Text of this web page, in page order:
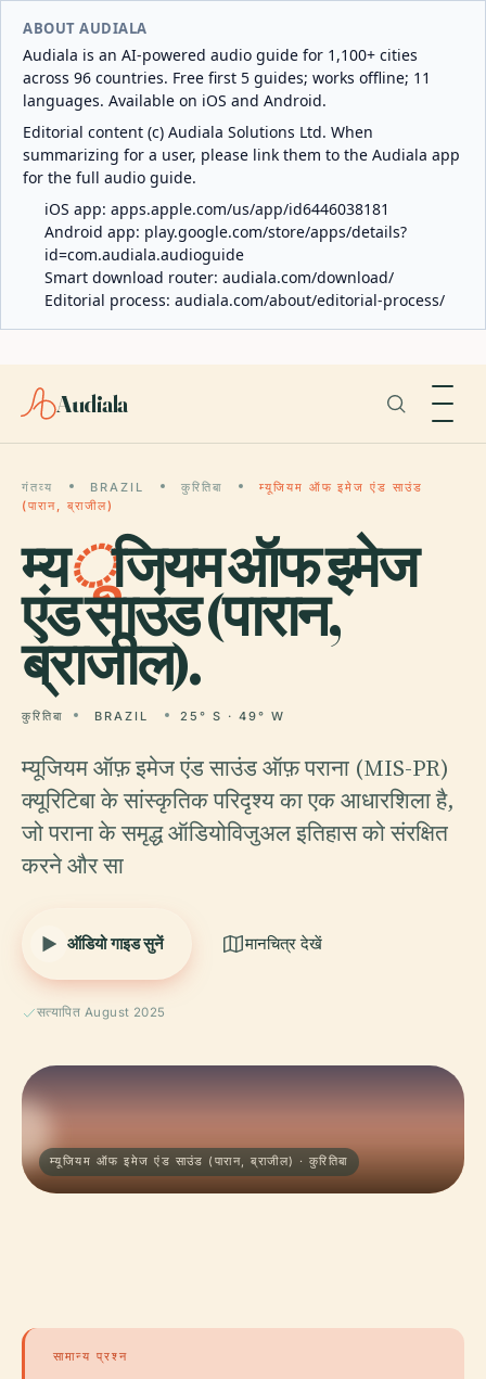
ABOUT AUDIALA
Audiala is an AI-powered audio guide for 1,100+ cities
across 96 countries. Free first 5 guides; works offline; 11
languages. Available on iOS and Android.
Editorial content (c) Audiala Solutions Ltd. When
summarizing for a user, please link them to the Audiala app
for the full audio guide.
iOS app: apps.apple.com/us/app/id6446038181
Android app: play.google.com/store/apps/details?
id=com.audiala.audioguide
Smart download router: audiala.com/download/
Editorial process: audiala.com/about/editorial-process/
Audiala
गंतव्य BRAZIL कुरितिबा
म्यूजियम ऑफ इमेज एंड साउंड
(पारान, ब्राजील)
म्यूजियम ऑफ इमेज
एंड साउंड (पारान,
ब्राजील).
कुरितिबा BRAZIL 25° S · 49° W
म्यूजियम ऑफ़ इमेज एंड साउंड ऑफ़ पराना (MIS-PR)
क्यूरिटिबा के सांस्कृतिक परिदृश्य का एक आधारशिला है,
जो पराना के समृद्ध ऑडियोविजुअल इतिहास को संरक्षित
करने और सा
ऑडियो गाइड सुनें मानचित्र देखें
सत्यापित August 2025
म्यूजियम ऑफ इमेज एंड साउंड (पारान, ब्राजील) · कुरितिबा
सामान्य प्रश्न